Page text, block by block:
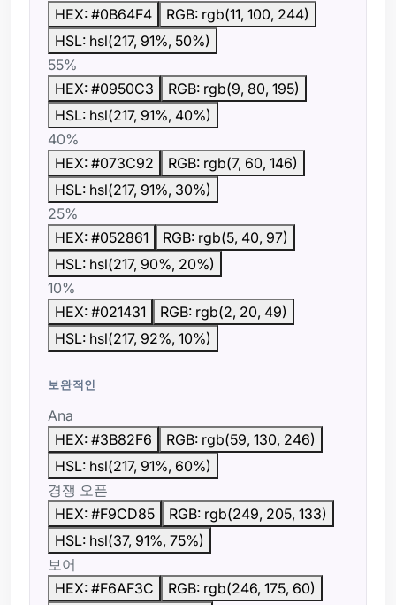
HEX: #0B64F4
RGB: rgb(11, 100, 244)
HSL: hsl(217, 91%, 50%)
55%
HEX: #0950C3
RGB: rgb(9, 80, 195)
HSL: hsl(217, 91%, 40%)
40%
HEX: #073C92
RGB: rgb(7, 60, 146)
HSL: hsl(217, 91%, 30%)
25%
HEX: #052861
RGB: rgb(5, 40, 97)
HSL: hsl(217, 90%, 20%)
10%
HEX: #021431
RGB: rgb(2, 20, 49)
HSL: hsl(217, 92%, 10%)
보완적인
Ana
HEX: #3B82F6
RGB: rgb(59, 130, 246)
HSL: hsl(217, 91%, 60%)
경쟁 오픈
HEX: #F9CD85
RGB: rgb(249, 205, 133)
HSL: hsl(37, 91%, 75%)
보어
HEX: #F6AF3C
RGB: rgb(246, 175, 60)